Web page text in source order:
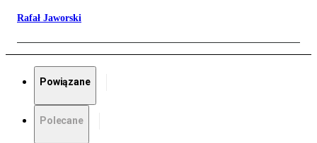
Rafał Jaworski
Powiązane
Polecane